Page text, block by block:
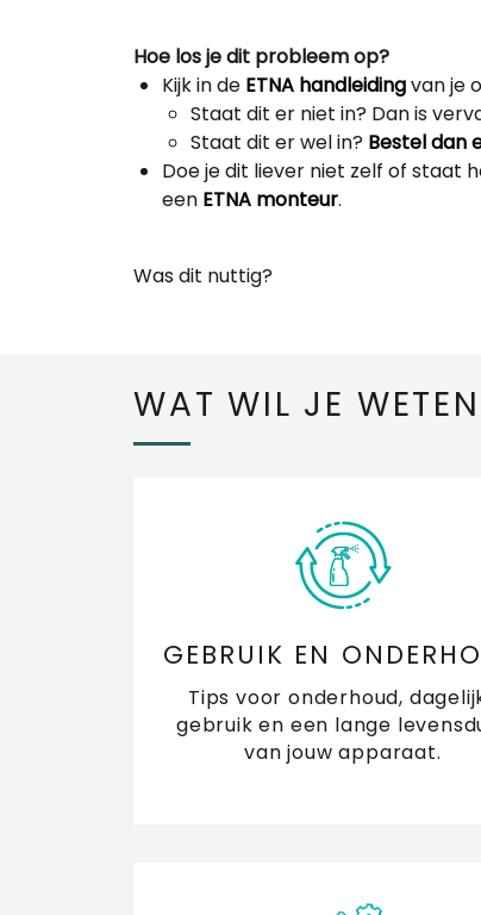
Hoe los je dit probleem op?
Kijk in de ETNA handleidingvan je
Staat dit er niet in? Dan is
Staat dit er wel in? Bestel dan
Doe je dit liever niet zelf of staat
een ETNA monteur.
Was dit nuttig?
WAT WIL JE
GEBRUIK EN
Tips voor onderhoud,
gebruik en een lange
van jouw apparaat.